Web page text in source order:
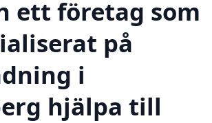
ett företag som
på
i
hjälpa till